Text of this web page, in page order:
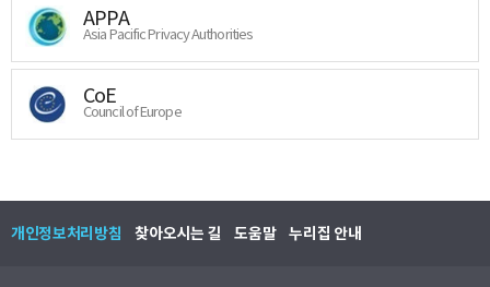
APPA
Asia Pacific Privacy Authorities
CoE
Council of Europe
개인정보처리방침 찾아오시는 길 도움말 누리집 안내